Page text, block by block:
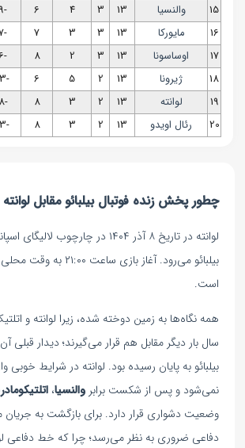
15
والنسیا 13
3
4
6
-9
16
مایورکا 13
3
3
7
-7
17
اوساسونا 13
3
2
8
-6
18
ژیرونا 13
2
5
6
-13
19
لوانته 13
2
3
8
-8
20
رئال اویدو 13
2
3
8
-13
چطور پخش زنده فوتبال بیلبائو مقابل لوانته
لوانته در تاریخ ۸ آذر ۱۴۰۴ در چارچوب
بیلبائو می‌رود. آغاز بازی
است.
بیلبائو به پایان رسیده بود. لوانته در شرایط خوبی
نمی‌شود و پس از شکست برابروالنسیا،
وضعیت دشواری قرار دارد. برای بازگشت به جریان
دفاعی ضروری به نظر می‌رسد؛ چرا که خط دفاعی